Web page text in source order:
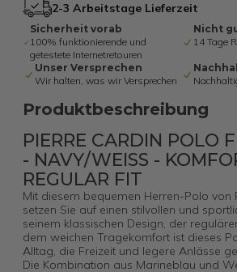
2-3 Arbeitstage Lieferzeit
Sicherheit vorab
100% funktionierende und
getestete Internetretouren
Nicht
14 Tage
Unser Versprechen
Wir halten, was wir Versprechen
Produktbeschreibung
PIERRE CARDIN POLO
- NAVY/WEISS -
REGULAR FIT
Mit diesem bequemen Herren-Polo von
setzen Sie auf einen stilvollen und
seinem klassischen Design, der
dem weichen Tragekomfort ist dieses
Alltag, die Freizeit und legere Anlässe
Die Kombination aus Marineblau und